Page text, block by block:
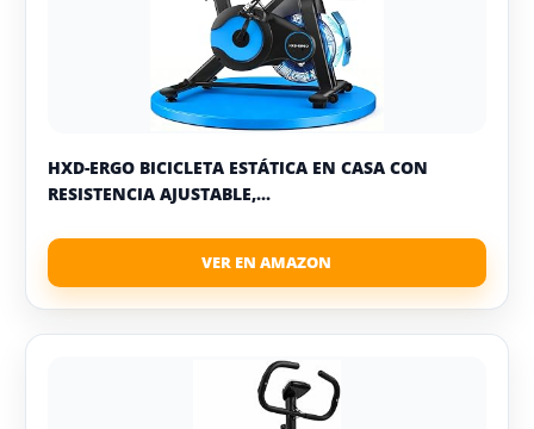
HXD-ERGO BICICLETA ESTÁTICA EN CASA CON
RESISTENCIA AJUSTABLE,...